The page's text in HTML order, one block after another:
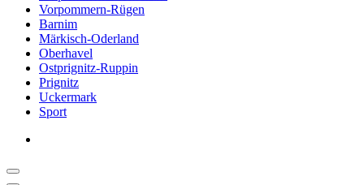
Vorpommern-Rügen
Barnim
Märkisch-Oderland
Oberhavel
Ostprignitz-Ruppin
Prignitz
Uckermark
Sport